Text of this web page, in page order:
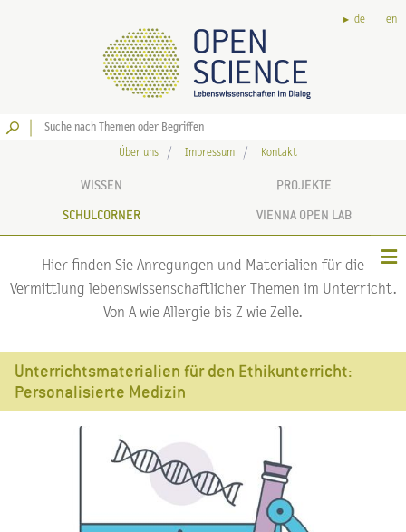
de en
Über uns Impressum Kontakt
WISSEN PROJEKTE
SCHULCORNER VIENNA OPEN LAB
Hier finden Sie Anregungen und Materialien für die
Vermittlung lebenswissenschaftlicher Themen im Unterricht.
Von A wie Allergie bis Z wie Zelle.
Unterrichtsmaterialien für den Ethikunterricht:
Personalisierte Medizin